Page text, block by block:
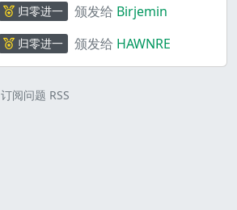
归零进一 颁发给 Birjemin
归零进一 颁发给 HAWNRE
订阅问题 RSS